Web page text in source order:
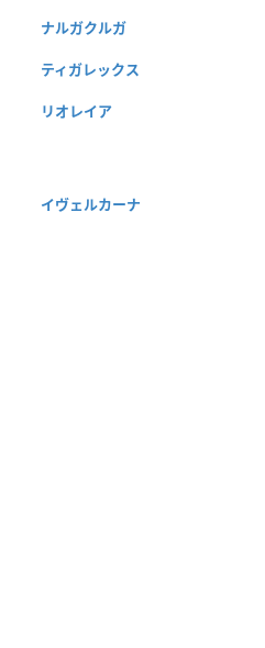
ナルガクルガ
ティガレックス
リオレイア
イヴェルカーナ